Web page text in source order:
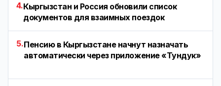
4.Кыргызстан и Россия обновили список
документов для взаимных поездок
5.Пенсию в Кыргызстане начнут назначать
автоматически через приложение «Тундук»